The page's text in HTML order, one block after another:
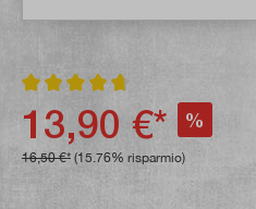
Valutazione media di 4.8 su 5 stelle
13,90 €* %
16,50 €* (15.76% risparmio)